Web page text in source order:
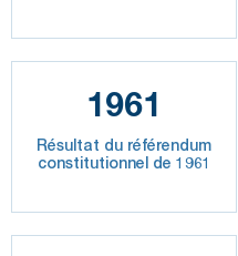
1961
Résultat du référendum
constitutionnel de 1961